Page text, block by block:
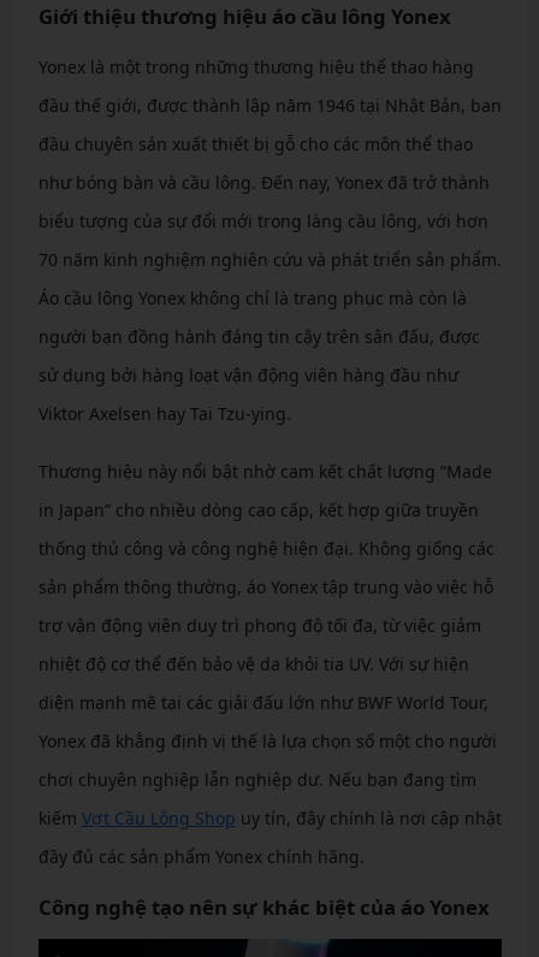
Giới thiệu thương hiệu áo cầu lông Yonex
Yonex là một trong những thương hiệu thể thao hàng
đầu thế giới, được thành lập năm 1946 tại Nhật Bản, ban
đầu chuyên sản xuất thiết bị gỗ cho các môn thể thao
như bóng bàn và cầu lông. Đến nay, Yonex đã trở thành
biểu tượng của sự đổi mới trong làng cầu lông, với hơn
70 năm kinh nghiệm nghiên cứu và phát triển sản phẩm.
Áo cầu lông Yonex không chỉ là trang phục mà còn là
người bạn đồng hành đáng tin cậy trên sân đấu, được
sử dụng bởi hàng loạt vận động viên hàng đầu như
Viktor Axelsen hay Tai Tzu-ying.
Thương hiệu này nổi bật nhờ cam kết chất lượng “Made
in Japan” cho nhiều dòng cao cấp, kết hợp giữa truyền
thống thủ công và công nghệ hiện đại. Không giống các
sản phẩm thông thường, áo Yonex tập trung vào việc hỗ
trợ vận động viên duy trì phong độ tối đa, từ việc giảm
nhiệt độ cơ thể đến bảo vệ da khỏi tia UV. Với sự hiện
diện mạnh mẽ tại các giải đấu lớn như BWF World Tour,
Yonex đã khẳng định vị thế là lựa chọn số một cho người
chơi chuyên nghiệp lẫn nghiệp dư. Nếu bạn đang tìm
kiếm Vợt Cầu Lông Shop uy tín, đây chính là nơi cập nhật
đầy đủ các sản phẩm Yonex chính hãng.
Công nghệ tạo nên sự khác biệt của áo Yonex